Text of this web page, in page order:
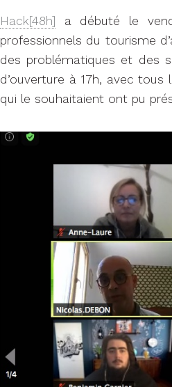
Hack[48h] a débuté le
professionnels du tourisme
des problématiques et des
d’ouverture à 17h, avec
qui le souhaitaient ont pu